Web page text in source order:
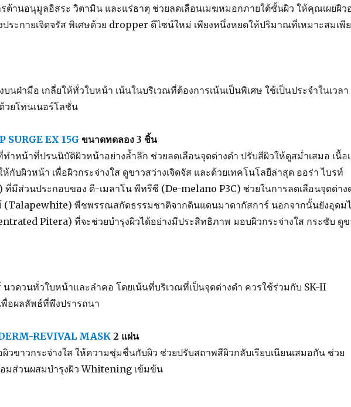
ต้านอนุมูลอิสระ วิตามิน และแร่ธาตุ ช่วยลดเลือนเมฆหมอกภายใต้ชั้นผิว ให้คุณเผยผิว
ประกายเจิดจรัส พิเศษด้วย dropper ดีไซน์ใหม่ เพียงหนึ่งหยดให้ปริมาณที่เหมาะสมเพี
นฝ่ามือ เกลี่ยให้ทั่วใบหน้า เน้นในบริเวณที่ต้องการเน้นเป็นพิเศษ ใช้เป็นประจำในเวลา
วยโทนเนอร์โลชั่น
SURGE EX 15G ขนาดทดลอง 3 ชิ้น
ที่ทำหน้าที่ปรนนิบัติผิวหน้าอย่างล้ำลึก ช่วยลดเลือนจุดด่างดำ ปรับสีผิวให้ดูสม่ำเสมอ เนื้อ
บผิวหน้า เพื่อผิวกระจ่างใส ดูขาวสว่างเจิดจัส และด้วยเทคโนโลยีล่าสุด ออร่า ไบรท์
มีส่วนประกอบของ ดี-เมลาโน พีทรีซี (De-melano P3C) ช่วยในการลดเลือนจุดด่าง
(Talapewhite) พืชพรรณสกัดธรรมชาติจากดินแดนมาดากัสการ์ นอกจากนั้นยังอุดม
Pitera) ที่จะช่วยบำรุงผิวได้อย่างมีประสิทธิภาพ มอบผิวกระจ่างใส กระชับ ดูข
นวดวนทั่วใบหน้าและลำคอ โดยเน้นที่บริเวณที่เป็นจุดด่างดำ ควรใช้ร่วมกับ SK-II
อผลลัพธ์ที่พึงปรารถนา
REVIVAL MASK 2 แผ่น
วขาวกระจ่างใส ให้ความชุ่มชื่นกับผิว ช่วยปรับสถาพสีผิวกลับเรียบเนียนเสมอกัน ช่วย
มส่วนผสมบำรุงผิว Whitening เข้มข้น